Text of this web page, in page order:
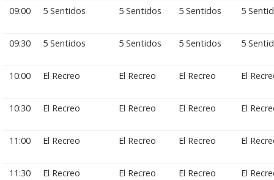
09:00 5 Sentidos 5 Sentidos 5 Sentidos 5
09:30 5 Sentidos 5 Sentidos 5 Sentidos 5
10:00 El Recreo El Recreo El Recreo El
10:30 El Recreo El Recreo El Recreo El
11:00 El Recreo El Recreo El Recreo El
11:30 El Recreo El Recreo El Recreo El